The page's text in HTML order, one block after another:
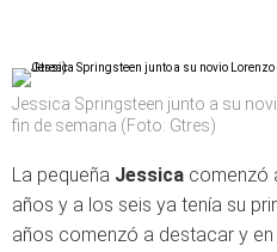
Jessica Springsteen junto a su
fin de semana (Foto: Gtres)
La pequeña Jessica comenzó
años y a los seis ya tenía su
años comenzó a destacar y